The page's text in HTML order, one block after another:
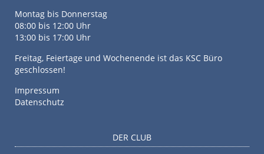
Montag bis Donnerstag
08:00 bis 12:00 Uhr
13:00 bis 17:00 Uhr
Freitag, Feiertage und Wochenende ist das KSC Büro
geschlossen!
Impressum
Datenschutz
DER CLUB